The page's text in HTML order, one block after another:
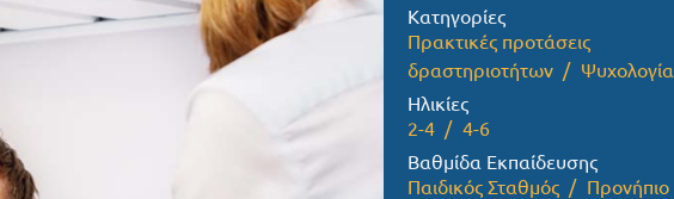
Κατηγορίες
Πρακτικές προτάσεις
δραστηριοτήτων
Ψυχολογία
Ηλικίες
2-4
4-6
Βαθμίδα Εκπαίδευσης
Παιδικός Σταθμός
Προνήπιο